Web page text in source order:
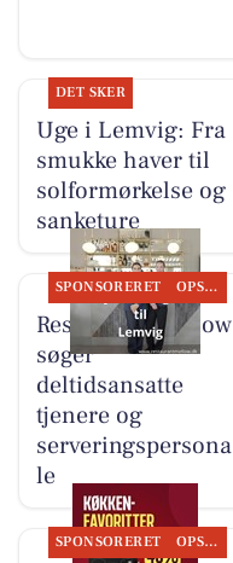
DET SKER
Uge i Lemvig: Fra
smukke haver til
solformørkelse og
sanketure
SPONSORERET OPSLAGSTAVLEN
Restaurant Mellow
søger
deltidsansatte
tjenere og
serveringspersona
le
SPONSORERET OPSLAGSTAVLEN